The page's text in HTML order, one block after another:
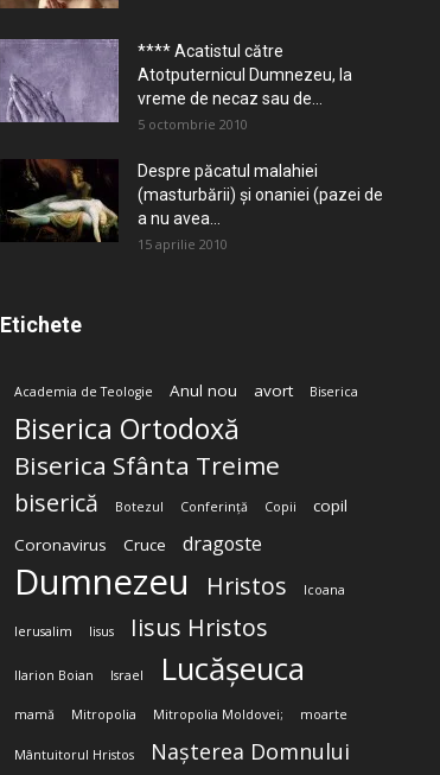
**** Acatistul către
Atotputernicul Dumnezeu, la
vreme de necaz sau de...
5 octombrie 2010
Despre păcatul malahiei
(masturbării) şi onaniei (pazei de
a nu avea...
15 aprilie 2010
Etichete
Academia de Teologie Anul nou avort Biserica
Biserica Ortodoxă
Biserica Sfânta Treime
biserică Botezul Conferință Copii
copil
Coronavirus
Cruce dragoste
Dumnezeu Hristos Icoana
Ierusalim Iisus Iisus Hristos
Ilarion Boian Israel Lucășeuca
mamă Mitropolia Mitropolia Moldovei; moarte
Mântuitorul Hristos Nașterea Domnului